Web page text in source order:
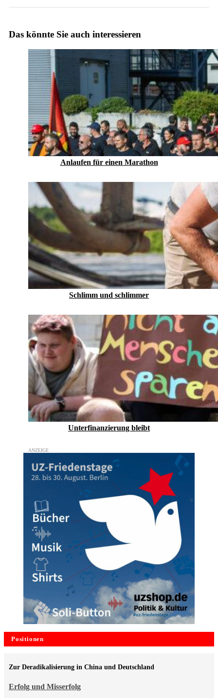
Das könnte Sie auch interessieren
Anlaufen für einen Marathon
Schlimm und schlimmer
Unterfinanzierung bleibt
Positionen
Erfolg und Misserfolg
Zur Deradikalisierung in China und Deutschland